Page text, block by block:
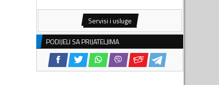
Servisi i usluge
PODIJELI SA PRIJATELJIMA